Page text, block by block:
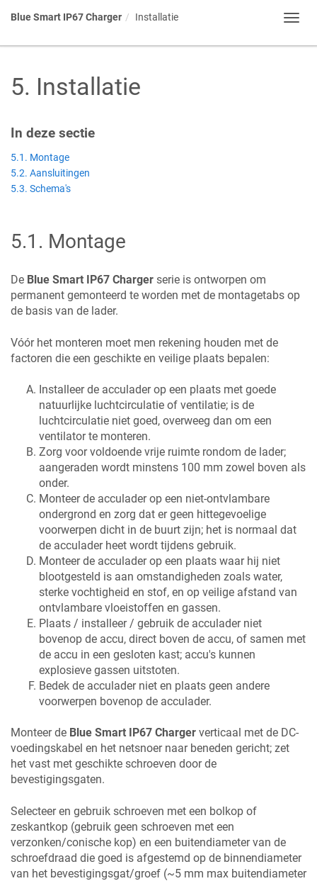
Blue Smart IP67 Charger Installatie
5. Installatie
In deze sectie
5.1. Montage
5.2. Aansluitingen
5.3. Schema's
5.1 . Montage
De Blue Smart IP67 Charger serie is ontworpen om
permanent gemonteerd te worden met de montagetabs op
de basis van de lader.
Vóór het monteren moet men rekening houden met de
factoren die een geschikte en veilige plaats bepalen:
Installeer de acculader op een plaats met goede
natuurlijke luchtcirculatie of ventilatie; is de
luchtcirculatie niet goed, overweeg dan om een
ventilator te monteren.
Zorg voor voldoende vrije ruimte rondom de lader;
aangeraden wordt minstens 100 mm zowel boven als
onder.
Monteer de acculader op een niet-ontvlambare
ondergrond en zorg dat er geen hittegevoelige
voorwerpen dicht in de buurt zijn; het is normaal dat
de acculader heet wordt tijdens gebruik.
Monteer de acculader op een plaats waar hij niet
blootgesteld is aan omstandigheden zoals water,
sterke vochtigheid en stof, en op veilige afstand van
ontvlambare vloeistoffen en gassen.
Plaats / installeer / gebruik de acculader niet
bovenop de accu, direct boven de accu, of samen met
de accu in een gesloten kast; accu's kunnen
explosieve gassen uitstoten.
Bedek de acculader niet en plaats geen andere
voorwerpen bovenop de acculader.
Monteer de Blue Smart IP67 Charger verticaal met de DC-
voedingskabel en het netsnoer naar beneden gericht; zet
het vast met geschikte schroeven door de
bevestigingsgaten.
Selecteer en gebruik schroeven met een bolkop of
zeskantkop (gebruik geen schroeven met een
verzonken/conische kop) en een buitendiameter van de
schroefdraad die goed is afgestemd op de binnendiameter
van het bevestigingsgat/groef (~5 mm max buitendiameter